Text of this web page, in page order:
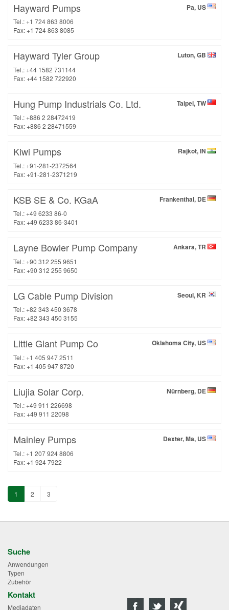
Pa, US
Hayward Pumps
Tel.: +1 724 863 8006
Fax: +1 724 863 8085
Luton, GB
Hayward Tyler Group
Tel.: +44 1582 731144
Fax: +44 1582 722920
Taipei, TW
Hung Pump Industrials Co. Ltd.
Tel.: +886 2 28472419
Fax: +886 2 28471559
Rajkot, IN
Kiwi Pumps
Tel.: +91-281-2372564
Fax: +91-281-2371219
Frankenthal, DE
KSB SE & Co. KGaA
Tel.: +49 6233 86-0
Fax: +49 6233 86-3401
Ankara, TR
Layne Bowler Pump Company
Tel.: +90 312 255 9651
Fax: +90 312 255 9650
Seoul, KR
LG Cable Pump Division
Tel.: +82 343 450 3678
Fax: +82 343 450 3155
Oklahoma City, US
Little Giant Pump Co
Tel.: +1 405 947 2511
Fax: +1 405 947 8720
Nürnberg, DE
Liujia Solar Corp.
Tel.: +49 911 226698
Fax: +49 911 22098
Dexter, Ma, US
Mainley Pumps
Tel.: +1 207 924 8806
Fax: +1 924 7922
1 2 3
Suche
Anwendungen
Typen
Zubehör
Kontakt
Mediadaten